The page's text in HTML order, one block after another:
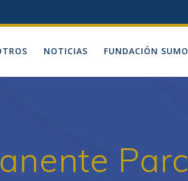
NOTICIAS FUNDACIÓN SUMO